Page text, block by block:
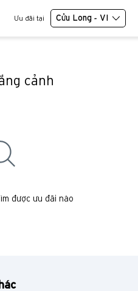
Ưu đãi tại Cửu Long - VI
cảnh
được ưu đãi nào